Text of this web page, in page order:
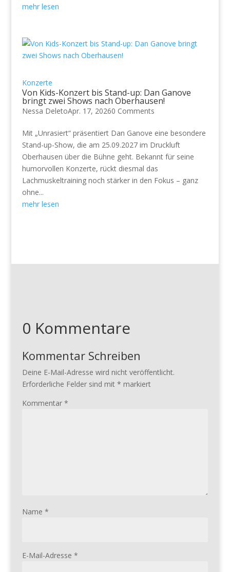
mehr lesen
Konzerte
Von Kids-Konzert bis Stand-up: Dan Ganove
bringt zwei Shows nach Oberhausen!
Nessa DeletoApr. 17, 20260 Comments
Mit „Unrasiert“ präsentiert Dan Ganove eine besondere
Stand-up-Show, die am 25.09.2027 im Druckluft
Oberhausen über die Bühne geht. Bekannt für seine
humorvollen Konzerte, rückt diesmal das
Lachmuskeltraining noch stärker in den Fokus – ganz
ohne...
mehr lesen
0 Kommentare
Kommentar Schreiben
Deine E-Mail-Adresse wird nicht veröffentlicht.
Erforderliche Felder sind mit * markiert
Kommentar *
Name *
E-Mail-Adresse *